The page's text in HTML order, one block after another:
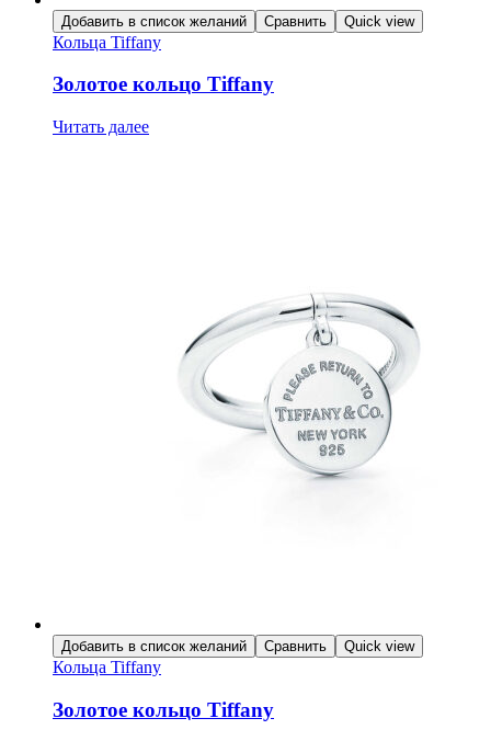
Добавить в список желаний Сравнить Quick view
Кольца Tiffany
Золотое кольцо Tiffany
Читать далее
Добавить в список желаний Сравнить Quick view
Кольца Tiffany
Золотое кольцо Tiffany